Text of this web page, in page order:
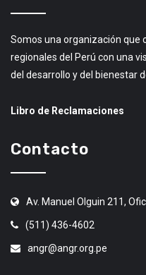
Somos una organización que
regionales del Perú con una
del desarrollo y del bienestar
Libro de Reclamaciones
Contacto
Av. Manuel Olguin 211,
(511) 436-4602
angr@angr.org.pe